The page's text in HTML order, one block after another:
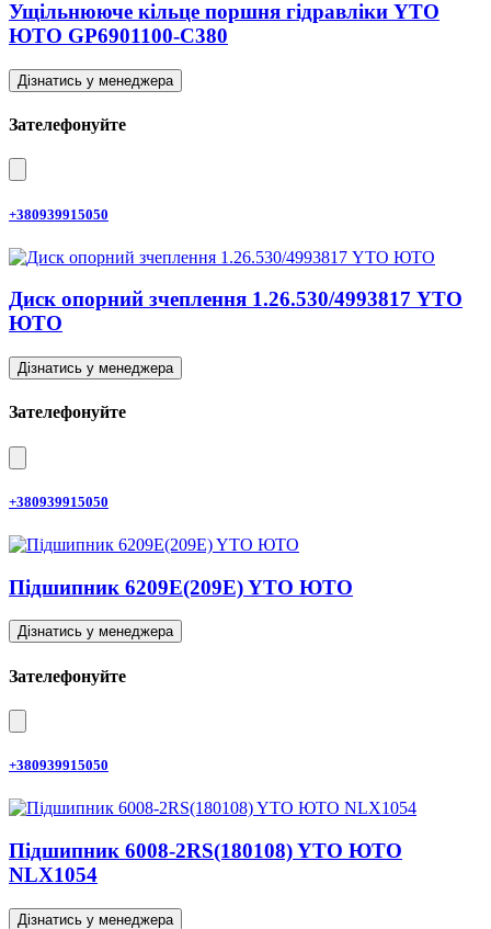
Ущільнююче кільце поршня гідравліки YTO
ЮТО GP6901100-C380
Дізнатись у менеджера
Зателефонуйте
+380939915050
Диск опорний зчеплення 1.26.530/4993817 YTO
ЮТО
Дізнатись у менеджера
Зателефонуйте
+380939915050
Підшипник 6209E(209E) YTO ЮТО
Дізнатись у менеджера
Зателефонуйте
+380939915050
Підшипник 6008-2RS(180108) YTO ЮТО
NLX1054
Дізнатись у менеджера